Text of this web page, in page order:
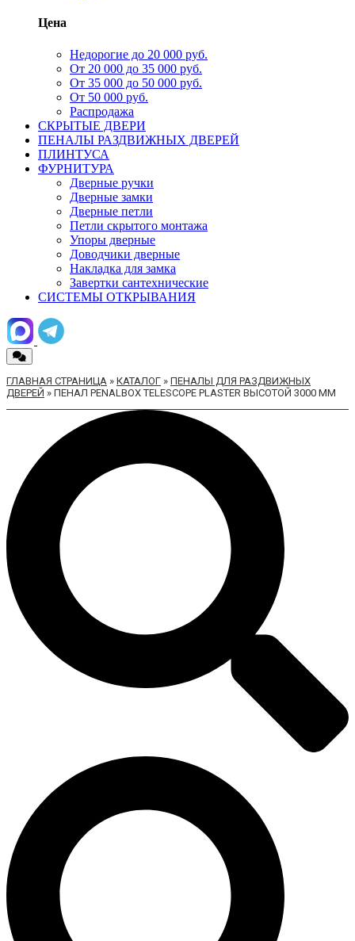
Цена
Недорогие до 20 000 руб.
От 20 000 до 35 000 руб.
От 35 000 до 50 000 руб.
От 50 000 руб.
Распродажа
СКРЫТЫЕ ДВЕРИ
ПЕНАЛЫ РАЗДВИЖНЫХ ДВЕРЕЙ
ПЛИНТУСА
ФУРНИТУРА
Дверные ручки
Дверные замки
Дверные петли
Петли скрытого монтажа
Упоры дверные
Доводчики дверные
Накладка для замка
Завертки сантехнические
СИСТЕМЫ ОТКРЫВАНИЯ
ГЛАВНАЯ СТРАНИЦА » КАТАЛОГ » ПЕНАЛЫ ДЛЯ РАЗДВИЖНЫХ
ДВЕРЕЙ » ПЕНАЛ PENALBOX TELESCOPE PLASTER ВЫСОТОЙ 3000 ММ